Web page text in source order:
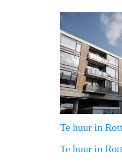
Te huur in
Te huur in